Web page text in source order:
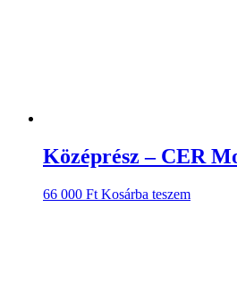
Középrész – CER
66 000 Ft Kosárba teszem